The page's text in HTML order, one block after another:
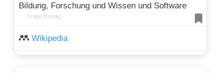
Bildung, Forschung und Wissen und Software
Gratis-Eintrag
Wikipedia